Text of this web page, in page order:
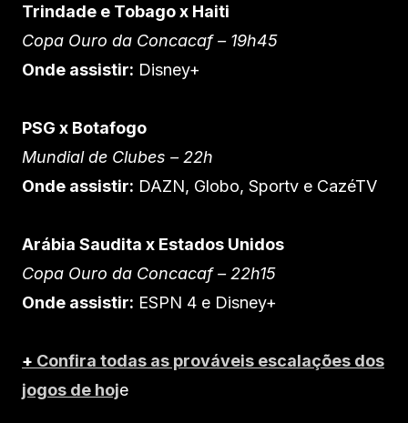
Trindade e Tobago x Haiti
Copa Ouro da Concacaf – 19h45
Onde assistir: Disney+
PSG x Botafogo
Mundial de Clubes – 22h
Onde assistir: DAZN, Globo, Sportv e CazéTV
Arábia Saudita x Estados Unidos
Copa Ouro da Concacaf – 22h15
Onde assistir: ESPN 4 e Disney+
+ Confira todas as prováveis escalações dos
jogos de hoje